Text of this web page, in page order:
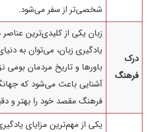
شخصی‌تر از سفر می‌شود.
درک
فرهنگ
زبان یکی از کلیدی‌ترین
یادگیری زبان، می‌توان به
باورها و تاریخ مردمان بومی
آشنایی باعث می‌شود که
فرهنگ مقصد خود را بهتر و
یکی از مهم‌ترین مزایای